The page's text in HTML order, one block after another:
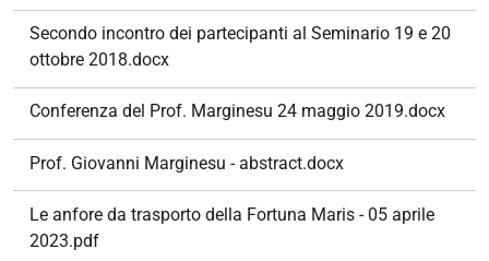
Secondo incontro dei partecipanti al Seminario 19 e 20
ottobre 2018.docx
Conferenza del Prof. Marginesu 24 maggio 2019.docx
Prof. Giovanni Marginesu - abstract.docx
Le anfore da trasporto della Fortuna Maris - 05 aprile
2023.pdf